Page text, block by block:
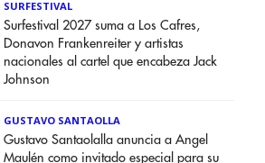
SURFESTIVAL
Surfestival 2027 suma a Los Cafres,
Donavon Frankenreiter y artistas
nacionales al cartel que encabeza Jack
Johnson
GUSTAVO SANTAOLLA
Gustavo Santaolalla anuncia a Angel
Maulén como invitado especial para su